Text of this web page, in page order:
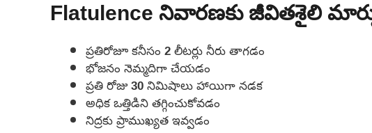
Flatulence నివారణకు జీవితశైలి
ప్రతిరోజూ కనీసం 2 లీటర్లు నీరు తాగడం
భోజనం నెమ్మదిగా చేయడం
ప్రతి రోజు 30 నిమిషాలు హాయిగా నడక
అధిక ఒత్తిడిని తగ్గించుకోవడం
నిద్రకు ప్రాముఖ్యత ఇవ్వడం